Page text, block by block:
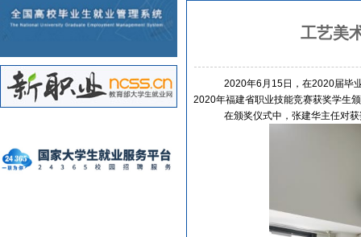
工艺美
2020年6 月 15日，在2020届毕
2020年福建省职业技能竞赛获奖学生
在颁奖仪式中，张建华主任对